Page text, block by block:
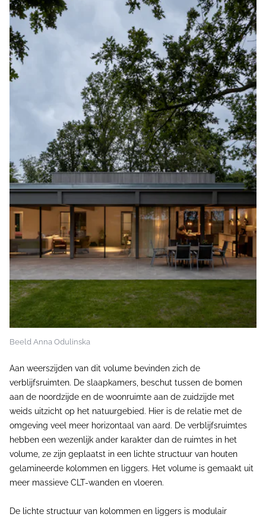
Beeld Anna Odulinska
Aan weerszijden van dit volume bevinden zich de
verblijfsruimten. De slaapkamers, beschut tussen de bomen
aan de noordzijde en de woonruimte aan de zuidzijde met
weids uitzicht op het natuurgebied. Hier is de relatie met de
omgeving veel meer horizontaal van aard. De verblijfsruimtes
hebben een wezenlijk ander karakter dan de ruimtes in het
volume, ze zijn geplaatst in een lichte structuur van houten
gelamineerde kolommen en liggers. Het volume is gemaakt uit
meer massieve CLT-wanden en vloeren.
De lichte structuur van kolommen en liggers is modulair